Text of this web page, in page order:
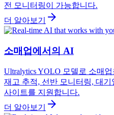
전 모니터링이 가능합니다.
더 알아보기
소매업에서의 AI
Ultralytics YOLO 모델로 소매
재고 추적, 선반 모니터링, 대
사이트를 지원합니다.
더 알아보기